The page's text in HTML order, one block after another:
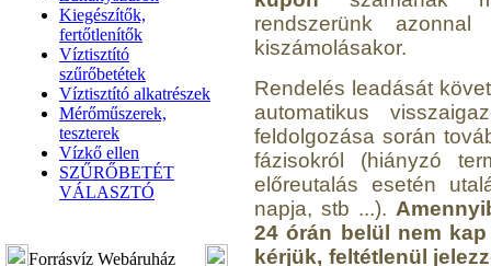
Kiegészítők,
fertőtlenítők
Víztisztító
szűrőbetétek
Víztisztító alkatrészek
Mérőműszerek,
teszterek
Vízkő ellen
SZŰRŐBETÉT
VÁLASZTÓ
Forrásvíz Webáruház
rendszerünk
kiszámolásakor.
Rendelés leadását
automatikus
feldolgozása során
fázisokról (hiányzó
előreutalás esetén
napja, stb ...).
24 órán belül nem
kérjük, feltétlenül